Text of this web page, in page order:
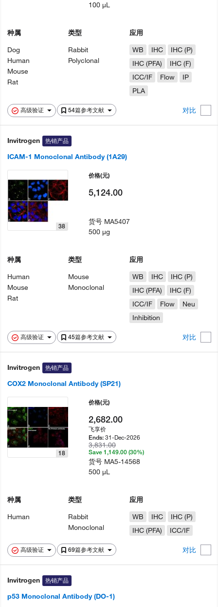
高级验证 54篇参考文献 对比
种属
Dog
Human
Mouse
Rat
类型
Rabbit
Polyclonal
应用
WB
IHC
IHC (P)
IHC (PFA)
IHC (F)
ICC/IF
Flow
IP
PLA
100 µL
Invitrogen 热销产品
ICAM-1 Monoclonal Antibody (1A29)
高级验证 45篇参考文献 对比
38
种属
Human
Mouse
Rat
类型
Mouse
Monoclonal
应用
WB
IHC
IHC (P)
IHC (PFA)
IHC (F)
ICC/IF
Flow
Neu
Inhibition
价格(元)
5,124.00
货号 MA5407
500 µg
Invitrogen 热销产品
COX2 Monoclonal Antibody (SP21)
高级验证 69篇参考文献 对比
18
种属
Human
类型
Rabbit
Monoclonal
应用
WB
IHC
IHC (P)
IHC (PFA)
ICC/IF
价格(元)
2,682.00
飞享价
Ends:31-Dec-2026
3,831.00
Save 1,149.00 (30%)
货号 MA5-14568
500 µL
Invitrogen 热销产品
p53 Monoclonal Antibody (DO-1)